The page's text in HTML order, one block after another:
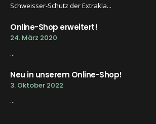
Schweisser-Schutz der Extrakla...
Online-Shop erweitert!
24. März 2020
...
Neu in unserem Online-Shop!
3. Oktober 2022
...